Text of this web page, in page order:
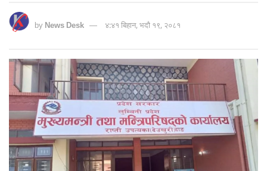
byNews Desk ४:४१ बिहान, भदौ १९, २०८१